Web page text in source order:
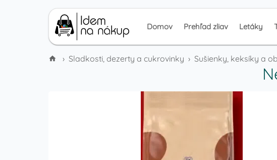
Domov Prehľad zliav Letáky
› Sladkosti, dezerty a cukrovinky › Sušienky, keksíky a